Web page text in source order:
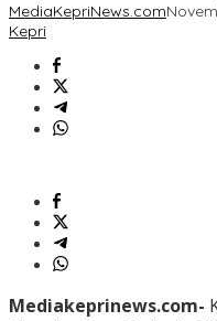
MediaKepriNews.com
Kepri
Mediakeprinews.com-